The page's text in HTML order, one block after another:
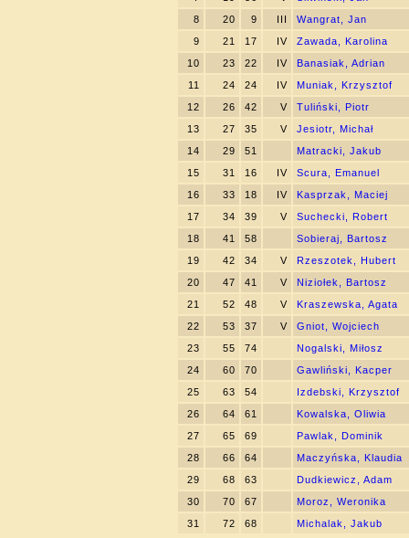
8
20 9 III
Wangrat, Jan
9
21 17 IV
Zawada, Karolina
10
23 22 IV
Banasiak, Adrian
11
24 24 IV
Muniak, Krzysztof
12
26 42 V
Tuliński, Piotr
13
27 35 V
Jesiotr, Michał
14
29 51
Matracki, Jakub
15
31 16 IV
Scura, Emanuel
16
33 18 IV
Kasprzak, Maciej
17
34 39 V
Suchecki, Robert
18
41 58
Sobieraj, Bartosz
19
42 34 V
Rzeszotek, Hubert
20
47 41 V
Niziołek, Bartosz
21
52 48 V
Kraszewska, Agata
22
53 37 V
Gniot, Wojciech
23
55 74
Nogalski, Miłosz
24
60 70
Gawliński, Kacper
25
63 54
Izdebski, Krzysztof
26
64 61
Kowalska, Oliwia
27
65 69
Pawlak, Dominik
28
66 64
Maczyńska, Klaudia
29
68 63
Dudkiewicz, Adam
30
70 67
Moroz, Weronika
31
72 68 Michalak, Jakub